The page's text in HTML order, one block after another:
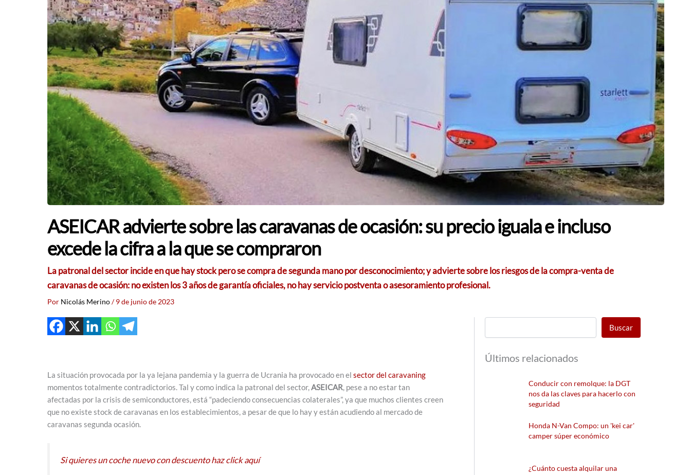
ASEICAR advierte sobre las caravanas de ocasión: su precio iguala e incluso
excede la cifra a la que se compraron
La patronal del sector incide en que hay stock pero se compra de segunda mano por desconocimiento; y advierte sobre los riesgos de la compra-venta de
caravanas de ocasión: no existen los 3 años de garantía oficiales, no hay servicio postventa o asesoramiento profesional.
Por Nicolás Merino/9 de junio de 2023
La situación provocada por la ya lejana pandemia y la guerra de Ucrania ha provocado en el sector del caravaning
momentos totalmente contradictorios. Tal y como indica la patronal del sector,ASEICAR, pese a no estar tan
afectadas por la crisis de semiconductores, está “padeciendo consecuencias colaterales”, ya que muchos clientes creen
que no existe stock de caravanas en los establecimientos, a pesar de que lo hay y están acudiendo al mercado de
caravanas segunda ocasión.
Si quieres un coche nuevo con descuento haz click aquí
Buscar
Últimos relacionados
Conducir con remolque: la DGT
nos da las claves para hacerlo con
seguridad
Honda N-Van Compo: un 'kei car'
camper súper económico
¿Cuánto cuesta alquilar una